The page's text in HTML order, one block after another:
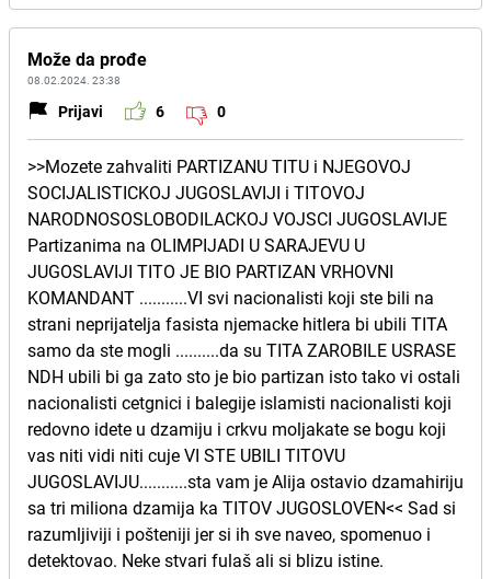
Može da prođe
08.02.2024. 23:38
Prijavi 6 0
>>Mozete zahvaliti PARTIZANU TITU i NJEGOVOJ
SOCIJALISTICKOJ JUGOSLAVIJI i TITOVOJ
NARODNOSOSLOBODILACKOJ VOJSCI JUGOSLAVIJE
Partizanima na OLIMPIJADI U SARAJEVU U
JUGOSLAVIJI TITO JE BIO PARTIZAN VRHOVNI
KOMANDANT ...........VI svi nacionalisti koji ste bili na
strani neprijatelja fasista njemacke hitlera bi ubili TITA
samo da ste mogli ..........da su TITA ZAROBILE USRASE
NDH ubili bi ga zato sto je bio partizan isto tako vi ostali
nacionalisti cetgnici i balegije islamisti nacionalisti koji
redovno idete u dzamiju i crkvu moljakate se bogu koji
vas niti vidi niti cuje VI STE UBILI TITOVU
JUGOSLAVIJU...........sta vam je Alija ostavio dzamahiriju
sa tri miliona dzamija ka TITOV JUGOSLOVEN<< Sad si
razumljiviji i pošteniji jer si ih sve naveo, spomenuo i
detektovao. Neke stvari fulaš ali si blizu istine.